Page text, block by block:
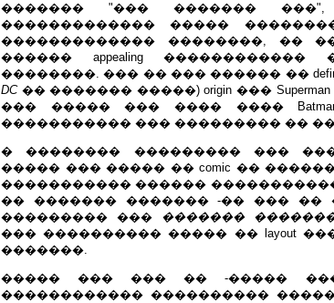
������� "��� �������
������������� �����
������������� ��������, ��
������ appealing
��������. ��� �� ��� ������ ��
DC�� ������� �����) origin ���
��� ����� ��� ���� ����
����������� ��� ��������� ��
� �������� ��������� ���
����� ��� ����� �� comic ��
����������� ������
�� ������� ������� -�� ��� ��
��������� ��� �������
��� ���������� ����� �� layout
�������.
����� ��� ��� �� -�����
������������ ����������